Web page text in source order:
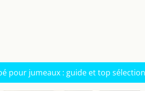
pour jumeaux : guide et top